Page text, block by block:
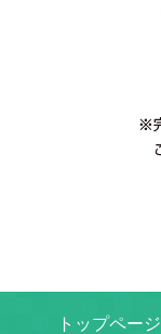
トップページ